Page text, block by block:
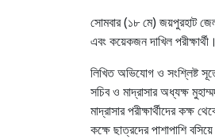
সোমবার (১৮ মে) জয়পুরহাট
এবং কয়েকজন দাখিল পরীক্ষার্থী।
লিখিত অভিযোগ ও সংশ্লিষ্ট
সচিব ও মাদ্রাসার অধ্যক্ষ
মাদ্রাসার পরীক্ষার্থীদের কক্ষ
কক্ষে ছাত্রদের পাশাপাশি